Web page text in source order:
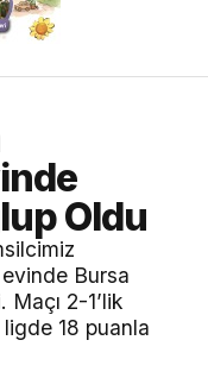
Oldu
Bursa
2-1’lik
18 puanla